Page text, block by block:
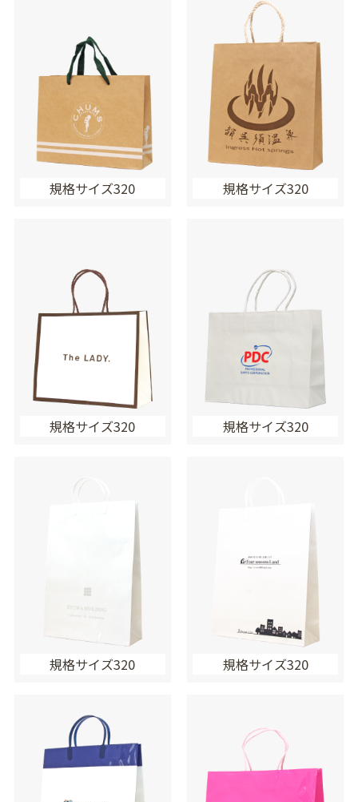
規格サイズ320 規格サイズ320
規格サイズ320 規格サイズ320
規格サイズ320 規格サイズ320